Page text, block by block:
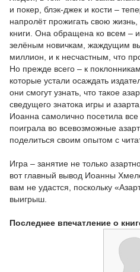
и покер, блэк-джек и кости –
напролёт прожигать свою
книги. Она обращена ко всем –
зелёным новичкам, жаждущим
миллион, и к несчастным, что
Но прежде всего – к
которые устали осаждать
они смогут узнать, что такое
сведущего знатока игры и
Иоанна самолично посетила
поиграла во всевозможные
поделиться своим опытом с
Игра – занятие не только
вот главный вывод Иоанны
вам не удастся, поскольку
выигрыш.
Последнее впечатление о